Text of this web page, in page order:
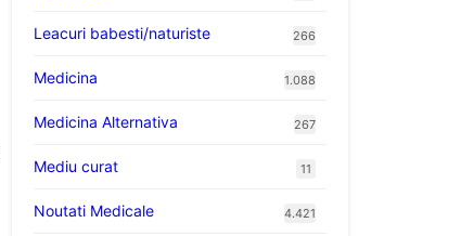
Leacuri babesti/naturiste 266
Medicina 1.088
Medicina Alternativa 267
Mediu curat 11
Noutati Medicale 4.421